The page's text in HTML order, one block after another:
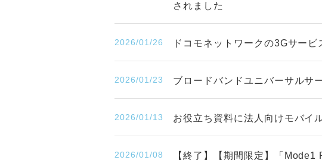
されました
2026/01/26 ドコモネットワークの3Gサー
2026/01/23 ブロードバンドユニバーサルサ
2026/01/13 お役立ち資料に法人向けモバイ
2026/01/08 【終了】【期間限定】「Mode1